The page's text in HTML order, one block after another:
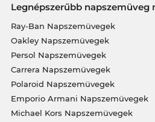
Legnépszerűbb napszemüveg
Ray-Ban Napszemüvegek
Oakley Napszemüvegek
Persol Napszemüvegek
Carrera Napszemüvegek
Polaroid Napszemüvegek
Emporio Armani Napszemüvegek
Michael Kors Napszemüvegek